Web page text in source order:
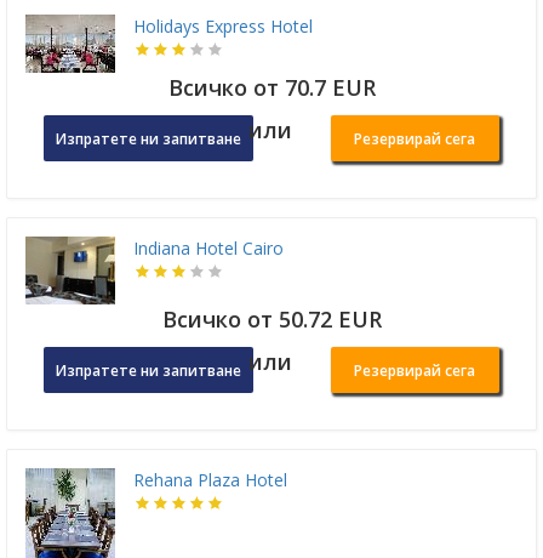
Holidays Express Hotel
Всичко от 70.7 EUR
Изпратете ни запитване или Резервирай сега
Indiana Hotel Cairo
Всичко от 50.72 EUR
Изпратете ни запитване или Резервирай сега
Rehana Plaza Hotel